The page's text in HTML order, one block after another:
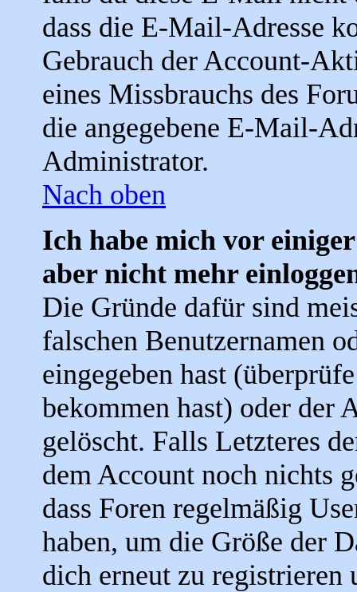
dass die E-Mail-Adresse
Gebrauch der Account-
eines Missbrauchs des
die angegebene E-Mail-
Administrator.
Nach oben
Ich habe mich vor
aber nicht mehr
Die Gründe dafür sind
falschen Benutzernamen
eingegeben hast
bekommen hast) oder der
gelöscht. Falls Letzteres
dem Account noch nichts
dass Foren regelmäßig
haben, um die Größe der
dich erneut zu registrieren